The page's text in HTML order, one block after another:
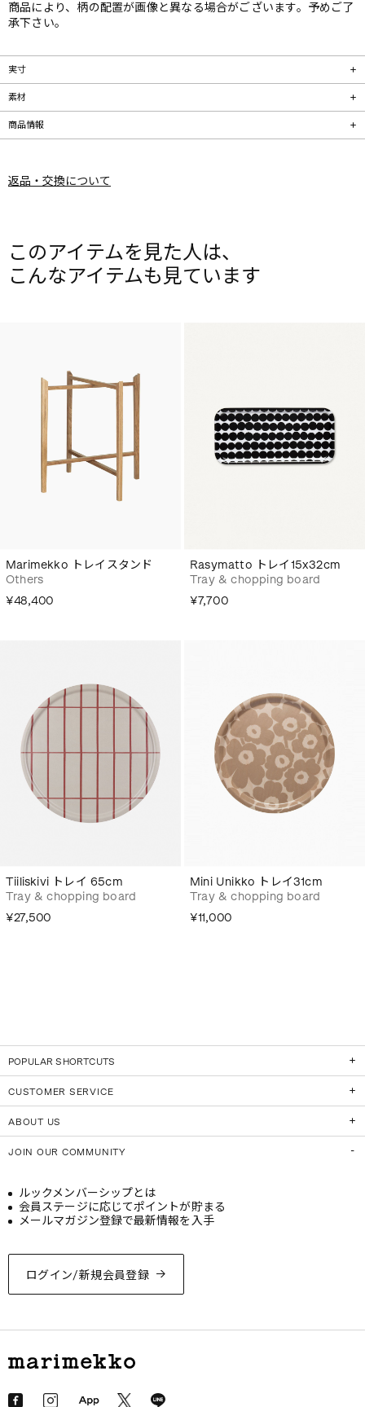
商品により、柄の配置が画像と異なる場合がございます。予めご了
承下さい。
実寸
素材
商品情報
返品・交換について
このアイテムを見た人は、
こんなアイテムも見ています
Marimekko トレイスタンド
Others
¥48,400
Rasymatto トレイ15x32cm
Tray & chopping board
¥7,700
Tiiliskivi トレイ 65cm
Tray & chopping board
¥27,500
Mini Unikko トレイ31cm
Tray & chopping board
¥11,000
POPULAR SHORTCUTS
CUSTOMER SERVICE
ABOUT US
JOIN OUR COMMUNITY
ログイン/新規会員登録
ルックメンバーシップとは
会員ステージに応じてポイントが貯まる
メールマガジン登録で最新情報を入手